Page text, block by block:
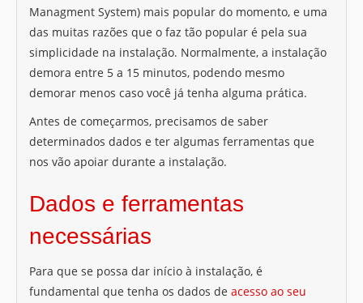
Managment System) mais popular do momento, e uma
das muitas razões que o faz tão popular é pela sua
simplicidade na instalação. Normalmente, a instalação
demora entre 5 a 15 minutos, podendo mesmo
demorar menos caso você já tenha alguma prática.
Antes de começarmos, precisamos de saber
determinados dados e ter algumas ferramentas que
nos vão apoiar durante a instalação.
Dados e ferramentas
necessárias
Para que se possa dar início à instalação, é
fundamental que tenha os dados de acesso ao seu